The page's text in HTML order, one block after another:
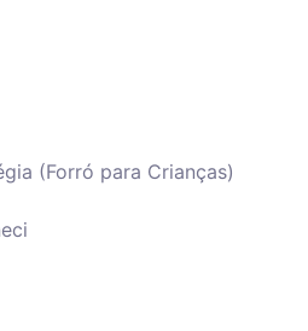
(Forró para Crianças)